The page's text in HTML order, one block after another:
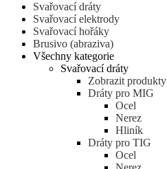
Svařovací dráty
Svařovací elektrody
Svařovací hořáky
Brusivo (abraziva)
Všechny kategorie
Svařovací dráty
Zobrazit produkty
Dráty pro MIG
Ocel
Nerez
Hliník
Dráty pro TIG
Ocel